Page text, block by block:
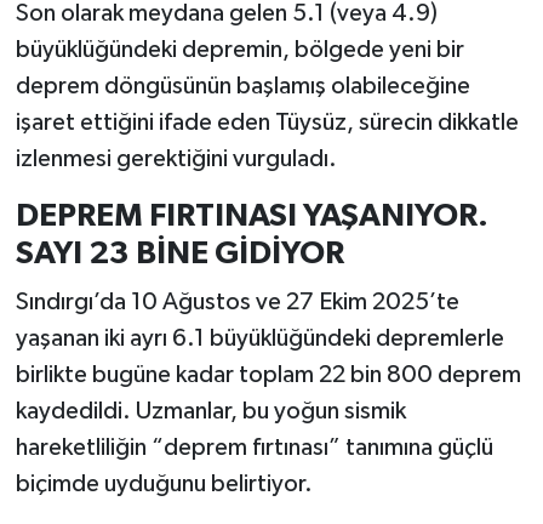
Son olarak meydana gelen 5.1 (veya 4.9)
büyüklüğündeki depremin, bölgede yeni bir
deprem döngüsünün başlamış olabileceğine
işaret ettiğini ifade eden Tüysüz, sürecin dikkatle
izlenmesi gerektiğini vurguladı.
DEPREM FIRTINASI YAŞANIYOR.
SAYI 23 BİNE GİDİYOR
Sındırgı’da 10 Ağustos ve 27 Ekim 2025’te
yaşanan iki ayrı 6.1 büyüklüğündeki depremlerle
birlikte bugüne kadar toplam 22 bin 800 deprem
kaydedildi. Uzmanlar, bu yoğun sismik
hareketliliğin “deprem fırtınası” tanımına güçlü
biçimde uyduğunu belirtiyor.